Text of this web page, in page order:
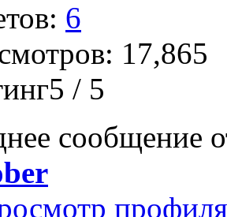
6
17,865
/ 5
сообщение
профиля